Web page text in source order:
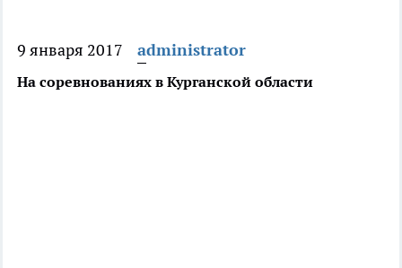
9 января 2017 administrator
На соревнованиях в Курганской области